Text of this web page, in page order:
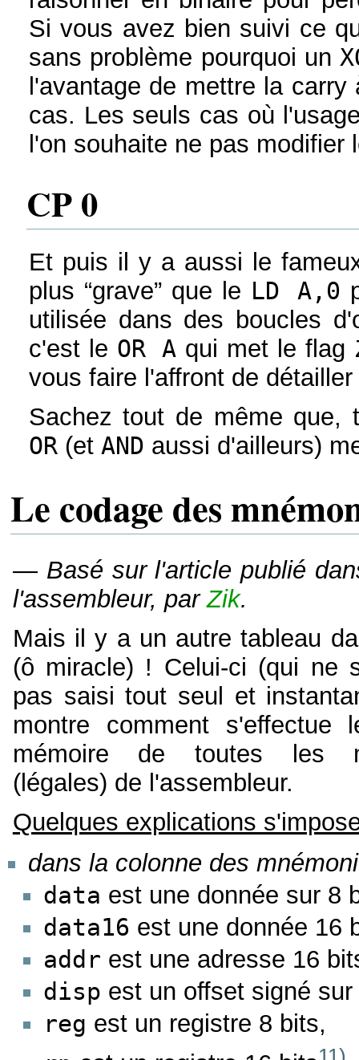
Si vous avez bien suivi ce
sans problème pourquoi un
l'avantage de mettre la
cas. Les seuls cas où
l'on souhaite ne pas modifier
CP 0
Et puis il y a aussi le
plus “grave” que le LD A,0
utilisée dans des boucles
c'est le OR A qui met le flag
vous faire l'affront de
Sachez tout de même que,
OR(et AND aussi d'ailleurs)
Le codage des
— Basé sur l'article publié
l'assembleur, parZik.
Mais il y a un autre tableau
(ô miracle) ! Celui-ci (qui ne
pas saisi tout seul et
montre comment s'effectue
mémoire de toutes les
(légales) de l'assembleur.
Quelques explications
dans la colonne des
data est une donnée sur 8
data16 est une donnée 16
addr est une adresse 16
disp est un offset signé
reg est un registre 8 bits,